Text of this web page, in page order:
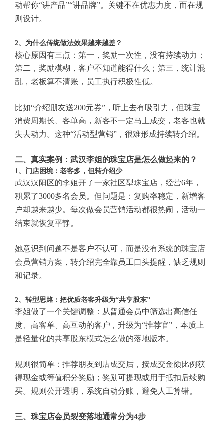
动帮你“讲产品”“讲品牌”。关键不在优惠力度，而在规
则设计。
2、为什么传统做法效果越来越差？
核心原因有三点：第一，奖励一次性，没有持续动力；
第二，奖励模糊，客户不知道能得什么；第三，统计混
乱，老板算不清账，员工执行积极性低。
比如“介绍朋友送200元券”，听上去有吸引力，但珠宝
消费周期长、客单高，新客不一定马上成交，老客也就
失去动力。这种“活动型营销”，很难形成持续转介绍。
二、真实案例：武汉李姐的珠宝店是怎么做起来的？
1、门店困境：老客多，但转介绍少
武汉汉阳区的李姐开了一家社区型珠宝店，经营6年，
积累了3000多名会员。但问题是：复购率稳定，新增客
户却越来越少。每次做会员营销活动都很热闹，活动一
结束就恢复平静。
她意识到问题不是客户不认可，而是没有系统的珠宝店
会员营销方案 ，转介绍完全靠员工口头提醒，缺乏规则
和记录。
2、转型思路：把优质老客升级为“共享股东”
李姐做了一个关键调整：从普通会员中筛选出高信任
度、高客单、高互动的客户，升级为“推荐官”，本质上
是轻量化的共享股东模式怎么做的落地版本。
规则很简单：推荐朋友到店成交后，按成交金额比例获
得现金或等值积分奖励；奖励可提现或用于抵扣后续购
买。规则公开透明，系统自动分账，避免人工算错。
三、珠宝店会员裂变落地通常分为4步